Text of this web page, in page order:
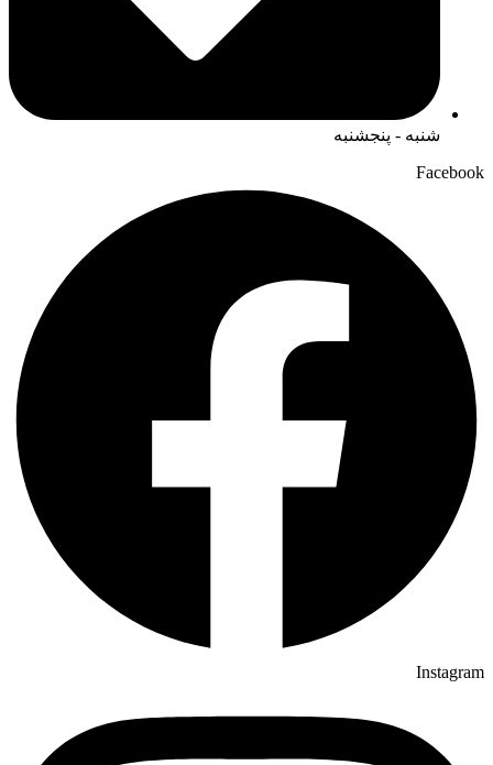
شنبه - پنجشنبه
Facebook
Instagram